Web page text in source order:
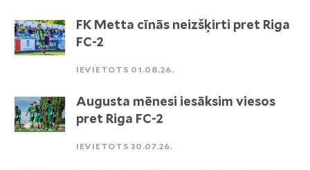
FK Metta cīnās neizšķirti pret Riga
FC-2
IEVIETOTS 01.08.26.
Augusta mēnesi iesāksim viesos
pret Riga FC-2
IEVIETOTS 30.07.26.